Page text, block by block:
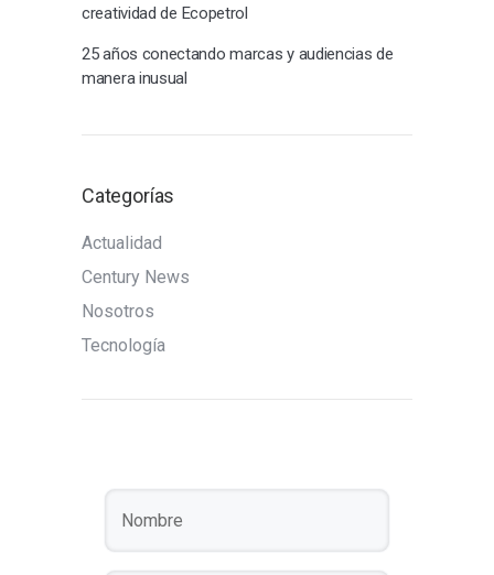
creatividad de Ecopetrol
25 años conectando marcas y audiencias de
manera inusual
Categorías
Actualidad
Century News
Nosotros
Tecnología